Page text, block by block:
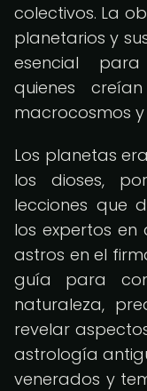
colectivos. La
planetarios y
esencial
quienes
macrocosmos
Los planetas
los dioses,
lecciones que
los expertos en
astros en el
guía para
naturaleza,
revelar
astrología
venerados y